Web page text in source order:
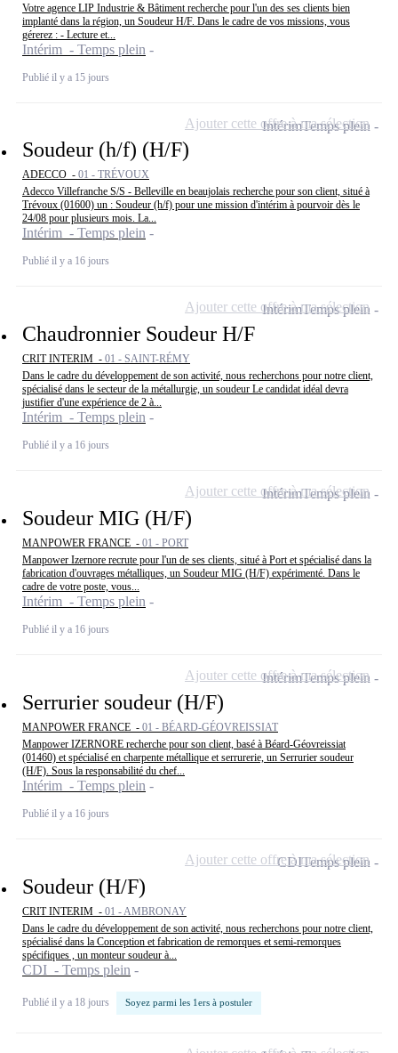
Votre agence LIP Industrie & Bâtiment recherche pour l'un des ses clients bien
implanté dans la région, un Soudeur H/F. Dans le cadre de vos missions, vous
gérerez : - Lecture et...
Intérim - Temps plein
Publié il y a 15 jours
Soudeur (h/f) (H/F)
ADECCO - 01 - TRÉVOUX
Adecco Villefranche S/S - Belleville en beaujolais recherche pour son client, situé à
Trévoux (01600) un : Soudeur (h/f) pour une mission d'intérim à pourvoir dès le
24/08 pour plusieurs mois. La...
Intérim - Temps plein
Publié il y a 16 jours
IntérimTemps plein
Ajouter cette offre à ma sélection
Chaudronnier Soudeur H/F
CRIT INTERIM - 01 - SAINT-RÉMY
Dans le cadre du développement de son activité, nous recherchons pour notre client,
spécialisé dans le secteur de la métallurgie, un soudeur Le candidat idéal devra
justifier d'une expérience de 2 à...
Intérim - Temps plein
Publié il y a 16 jours
IntérimTemps plein
Ajouter cette offre à ma sélection
Soudeur MIG (H/F)
MANPOWER FRANCE - 01 - PORT
Manpower Izernore recrute pour l'un de ses clients, situé à Port et spécialisé dans la
fabrication d'ouvrages métalliques, un Soudeur MIG (H/F) expérimenté. Dans le
cadre de votre poste, vous...
Intérim - Temps plein
Publié il y a 16 jours
IntérimTemps plein
Ajouter cette offre à ma sélection
Serrurier soudeur (H/F)
MANPOWER FRANCE - 01 - BÉARD-GÉOVREISSIAT
Manpower IZERNORE recherche pour son client, basé à Béard-Géovreissiat
(01460) et spécialisé en charpente métallique et serrurerie, un Serrurier soudeur
(H/F). Sous la responsabilité du chef...
Intérim - Temps plein
Publié il y a 16 jours
IntérimTemps plein
Ajouter cette offre à ma sélection
Soudeur (H/F)
CRIT INTERIM - 01 - AMBRONAY
Dans le cadre du développement de son activité, nous recherchons pour notre client,
spécialisé dans la Conception et fabrication de remorques et semi-remorques
spécifiques , un monteur soudeur à...
CDI - Temps plein
Publié il y a 18 jours Soyez parmi les 1ers à postuler
CDITemps plein
Ajouter cette offre à ma sélection